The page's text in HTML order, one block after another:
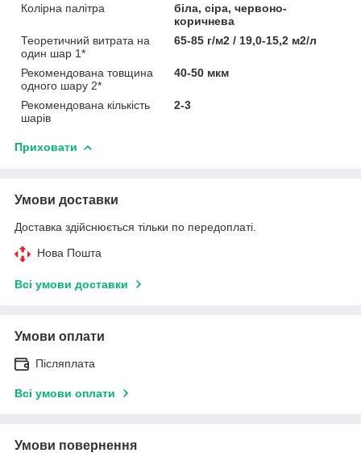
Колірна палітра
біла, сіра, червоно-
коричнева
Теоретичний витрата на
один шар 1*
65-85 г/м2 / 19,0-15,2 м2/л
Рекомендована товщина
одного шару 2*
40-50 мкм
Рекомендована кількість
шарів
2-3
Приховати
Умови доставки
Доставка здійснюється тільки по передоплаті.
Нова Пошта
Всі умови доставки
Умови оплати
Післяплата
Всі умови оплати
Умови повернення